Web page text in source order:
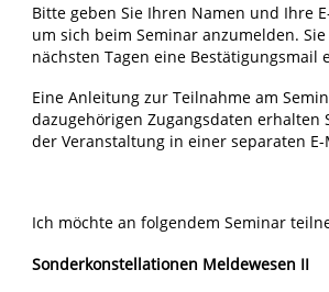
Bitte geben Sie Ihren Namen und Ihre
um sich beim Seminar anzumelden.
nächsten Tagen eine Bestätigungsmail
Eine Anleitung zur Teilnahme am
dazugehörigen Zugangsdaten erhalten
der Veranstaltung in einer separaten E-
Ich möchte an folgendem Seminar
Sonderkonstellationen Meldewesen II